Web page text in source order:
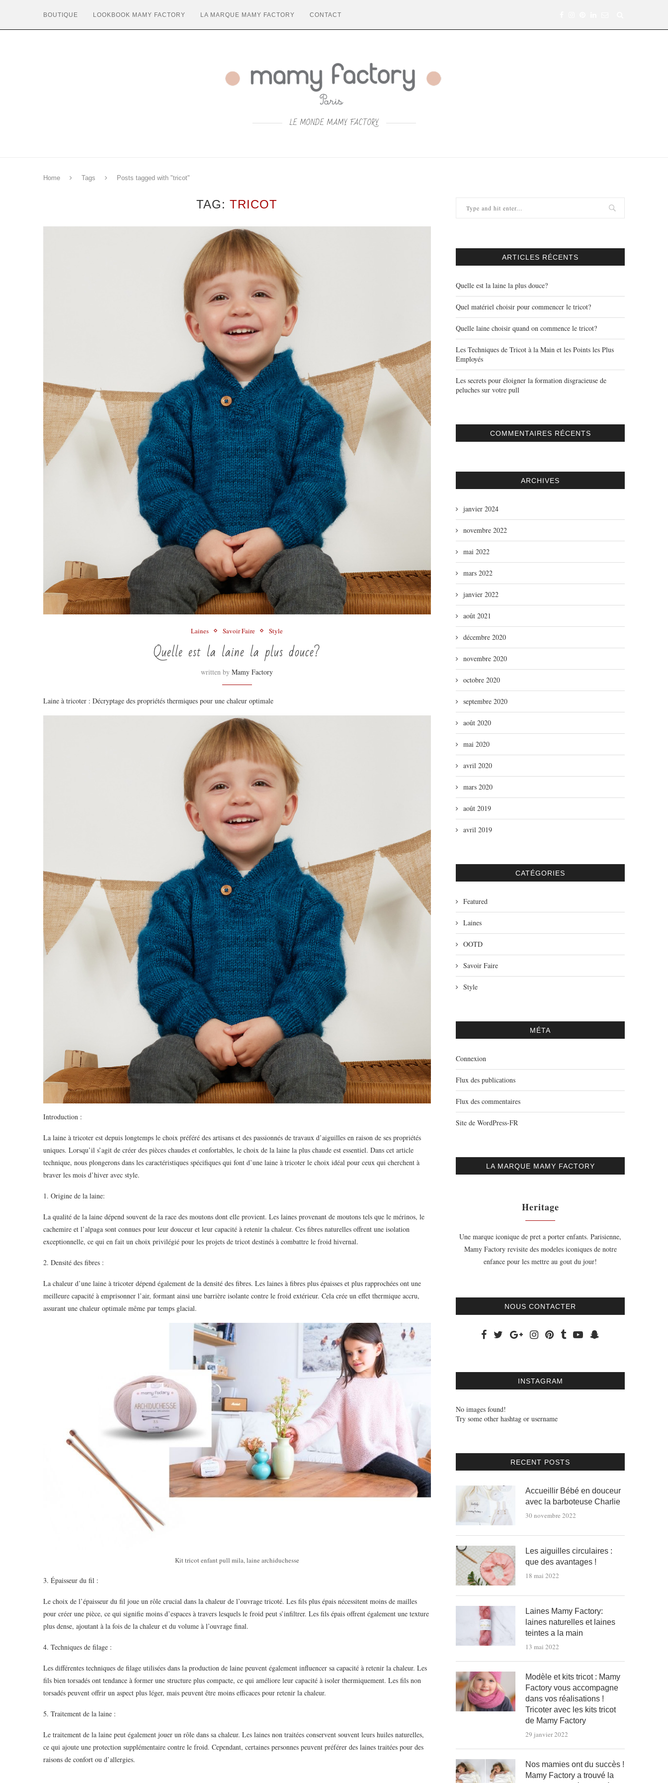
BOUTIQUE LOOKBOOK MAMY FACTORY LA MARQUE MAMY FACTORY CONTACT
LE MONDE MAMY FACTORY
Home Tags Posts tagged with "tricot"
TAG:TRICOT
Laines Savoir Faire Style
Quelle est la laine la plus douce?
written byMamy Factory
Laine à tricoter : Décryptage des propriétés thermiques pour une chaleur optimale
Introduction :
La laine à tricoter est depuis longtemps le choix préféré des artisans et des passionnés de travaux d’aiguilles en raison de ses propriétés
uniques. Lorsqu’il s’agit de créer des pièces chaudes et confortables, le choix de la laine la plus chaude est essentiel. Dans cet article
technique, nous plongerons dans les caractéristiques spécifiques qui font d’une laine à tricoter le choix idéal pour ceux qui cherchent à
braver les mois d’hiver avec style.
1. Origine de la laine:
La qualité de la laine dépend souvent de la race des moutons dont elle provient. Les laines provenant de moutons tels que le mérinos, le
cachemire et l’alpaga sont connues pour leur douceur et leur capacité à retenir la chaleur. Ces fibres naturelles offrent une isolation
exceptionnelle, ce qui en fait un choix privilégié pour les projets de tricot destinés à combattre le froid hivernal.
2. Densité des fibres :
La chaleur d’une laine à tricoter dépend également de la densité des fibres. Les laines à fibres plus épaisses et plus rapprochées ont une
meilleure capacité à emprisonner l’air, formant ainsi une barrière isolante contre le froid extérieur. Cela crée un effet thermique accru,
assurant une chaleur optimale même par temps glacial.
Kit tricot enfant pull mila, laine archiduchesse
3. Épaisseur du fil :
Le choix de l’épaisseur du fil joue un rôle crucial dans la chaleur de l’ouvrage tricoté. Les fils plus épais nécessitent moins de mailles
pour créer une pièce, ce qui signifie moins d’espaces à travers lesquels le froid peut s’infiltrer. Les fils épais offrent également une texture
plus dense, ajoutant à la fois de la chaleur et du volume à l’ouvrage final.
4. Techniques de filage :
Les différentes techniques de filage utilisées dans la production de laine peuvent également influencer sa capacité à retenir la chaleur. Les
fils bien torsadés ont tendance à former une structure plus compacte, ce qui améliore leur capacité à isoler thermiquement. Les fils non
torsadés peuvent offrir un aspect plus léger, mais peuvent être moins efficaces pour retenir la chaleur.
5. Traitement de la laine :
Le traitement de la laine peut également jouer un rôle dans sa chaleur. Les laines non traitées conservent souvent leurs huiles naturelles,
ce qui ajoute une protection supplémentaire contre le froid. Cependant, certaines personnes peuvent préférer des laines traitées pour des
raisons de confort ou d’allergies.
ARTICLES RÉCENTS
Quelle est la laine la plus douce?
Quel matériel choisir pour commencer le tricot?
Quelle laine choisir quand on commence le tricot?
Les Techniques de Tricot à la Main et les Points les Plus
Employés
Les secrets pour éloigner la formation disgracieuse de
peluches sur votre pull
COMMENTAIRES RÉCENTS
ARCHIVES
janvier 2024
novembre 2022
mai 2022
mars 2022
janvier 2022
août 2021
décembre 2020
novembre 2020
octobre 2020
septembre 2020
août 2020
mai 2020
avril 2020
mars 2020
août 2019
avril 2019
CATÉGORIES
Featured
Laines
OOTD
Savoir Faire
Style
MÉTA
Connexion
Flux des publications
Flux des commentaires
Site de WordPress-FR
LA MARQUE MAMY FACTORY
Heritage
Une marque iconique de pret a porter enfants. Parisienne,
Mamy Factory revisite des modeles iconiques de notre
enfance pour les mettre au gout du jour!
NOUS CONTACTER
INSTAGRAM
No images found!
Try some other hashtag or username
RECENT POSTS
Accueillir Bébé en douceur
avec la barboteuse Charlie
30 novembre 2022
Les aiguilles circulaires :
que des avantages !
18 mai 2022
Laines Mamy Factory:
laines naturelles et laines
teintes a la main
13 mai 2022
Modèle et kits tricot : Mamy
Factory vous accompagne
dans vos réalisations !
Tricoter avec les kits tricot
de Mamy Factory
29 janvier 2022
Nos mamies ont du succès !
Mamy Factory a trouvé la